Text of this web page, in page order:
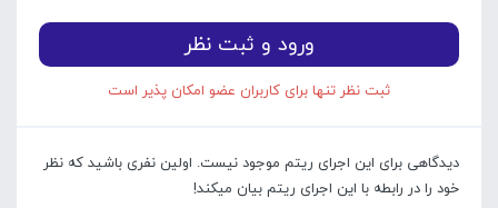
ورود و ثبت نظر
ثبت نظر تنها برای کاربران عضو امکان پذیر است
دیدگاهی برای این اجرای ریتم موجود نیست. اولین نفری باشید که نظر
خود را در رابطه با این اجرای ریتم بیان میکند!